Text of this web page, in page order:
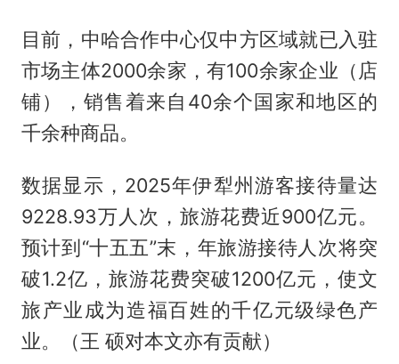
目前，中哈合作中心仅中方区域就已入驻
市场主体2000余家，有100余家企业（店
铺），销售着来自40余个国家和地区的
千余种商品。
数据显示，2025年伊犁州游客接待量达
9228.93万人次，旅游花费近900亿元。
预计到“十五五”末，年旅游接待人次将突
破1.2亿，旅游花费突破1200亿元，使文
旅产业成为造福百姓的千亿元级绿色产
业。（王 硕对本文亦有贡献）